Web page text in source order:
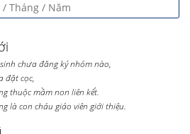
chưa đăng ký nhóm nào,
đặt cọc,
thuộc mầm non liên kết.
là con cháu giáo viên giới thiệu.